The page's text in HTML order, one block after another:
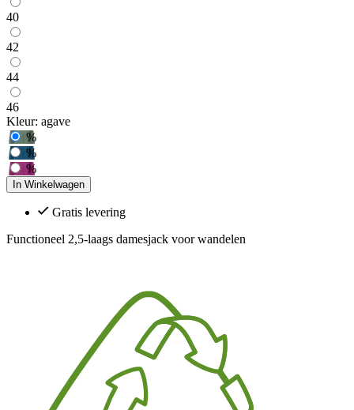
40
42
44
46
Kleur: agave
%
%
%
In Winkelwagen
Gratis levering
Functioneel 2,5-laags damesjack voor wandelen